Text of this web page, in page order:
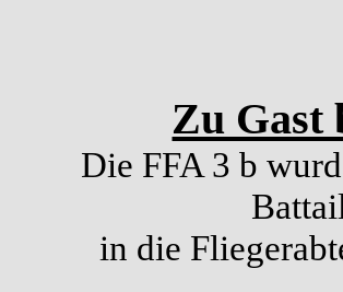
Zu Gast
Die FFA 3 b
in die